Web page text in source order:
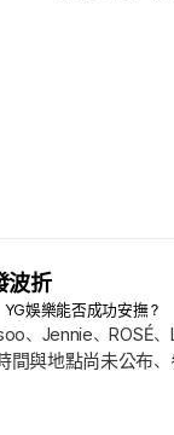
波折
娛樂能否成功安撫？
、Jennie、ROSÉ
間與地點尚未公布